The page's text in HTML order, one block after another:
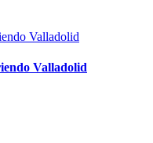
Valladolid